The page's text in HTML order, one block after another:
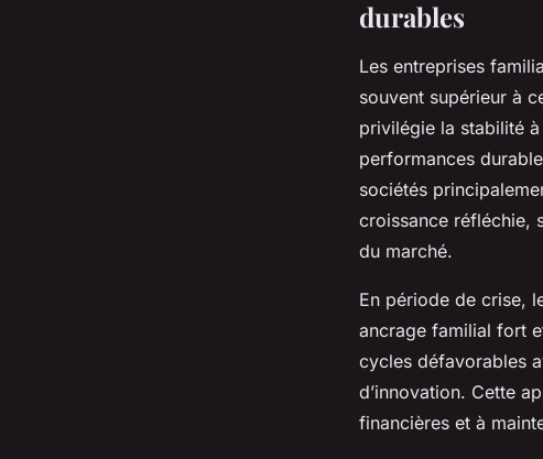
durables
Les entreprises
souvent supérieur à
privilégie la stabilité
performances
sociétés
croissance réfléchie,
du marché.
En période de crise,
ancrage familial fort
cycles défavorables
d’innovation. Cette
financières et à